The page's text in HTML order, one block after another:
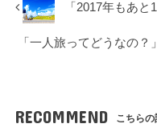
「2017年もあ
「一人旅ってどうなの
RECOMMEND こちらの